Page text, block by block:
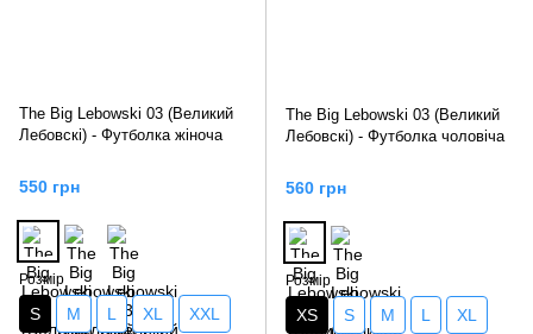
The Big Lebowski 03 (Великий
Лебовскі) - Футболка жіноча
550 грн
Розмір
S M L XL XXL
The Big Lebowski 03 (Великий
Лебовскі) - Футболка чоловіча
560 грн
Розмір
XS S M L XL